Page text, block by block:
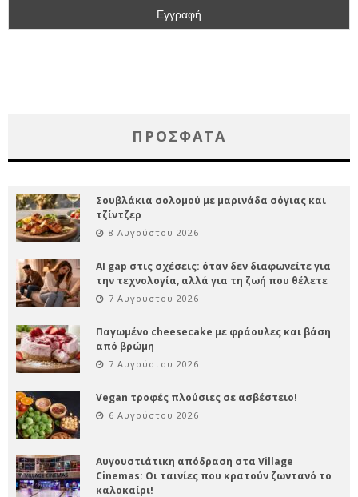
ΠΡΌΣΦΑΤΑ
Σουβλάκια σολομού με μαρινάδα σόγιας και
τζίντζερ
8 Αυγούστου 2026
AI gap στις σχέσεις: όταν δεν διαφωνείτε για
την τεχνολογία, αλλά για τη ζωή που θέλετε
7 Αυγούστου 2026
Παγωμένο cheesecake με φράουλες και βάση
από βρώμη
7 Αυγούστου 2026
Vegan τροφές πλούσιες σε ασβέστειο!
6 Αυγούστου 2026
Αυγουστιάτικη απόδραση στα Village
Cinemas: Οι ταινίες που κρατούν ζωντανό το
καλοκαίρι!